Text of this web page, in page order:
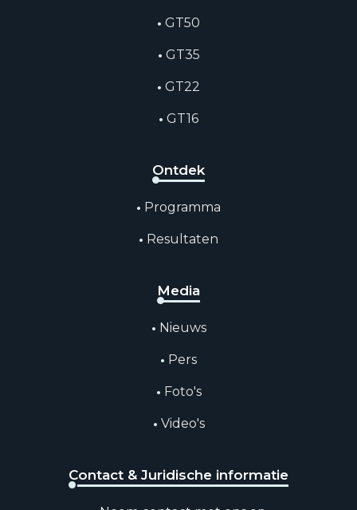
GT50
GT35
GT22
GT16
Ontdek
Programma
Resultaten
Media
Nieuws
Pers
Foto's
Video's
Contact & Juridische informatie